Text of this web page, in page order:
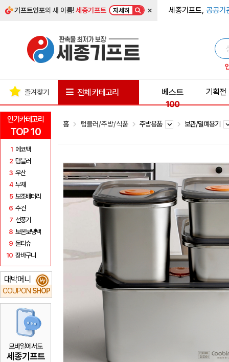
기프트인포의 새 이름!세종기프트 자세히 × 세종기프트, 공공기
인기카테고리
TOP 10
1 에코백
2 텀블러
3 우산
4 부채
5 보조배터리
6 수건
7 선풍기
8 보온보냉백
9 물티슈
10 장바구니
대박머니
COUPON SHOP
₩
모바일에서도
세종기프트
즐겨찾기 전체 카테고리
베스트
100
기획전
홈 텀블러/주방/식품 주방용품 보관/밀폐용기